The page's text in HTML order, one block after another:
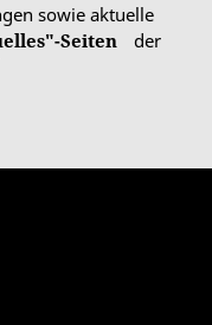
sowie aktuelle
Seiten
der